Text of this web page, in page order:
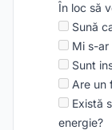
În loc să
Sună
Mi s-ar
Sunt
Are un
Există
energie?